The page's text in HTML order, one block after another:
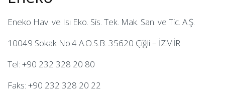
Eneko Hav. ve Isı Eko. Sis. Tek. Mak. San. ve Tic. A.Ş.
10049 Sokak No:4 A.O.S.B. 35620 Çiğli – İZMİR
Tel: +90 232 328 20 80
Faks: +90 232 328 20 22